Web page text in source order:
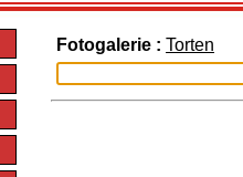
Fotogalerie : Torten